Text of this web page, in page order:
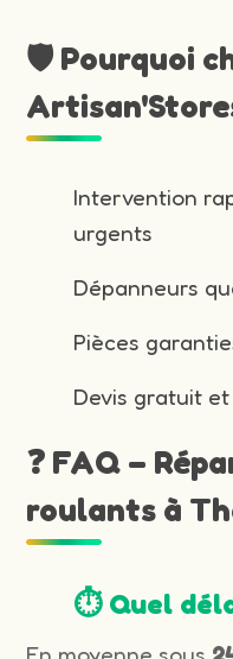
🛡️ Pourquoi
Intervention
urgents
Dépanneurs
Pièces
Devis gratuit
❓ FAQ –
roulants à
⏱️ Quel